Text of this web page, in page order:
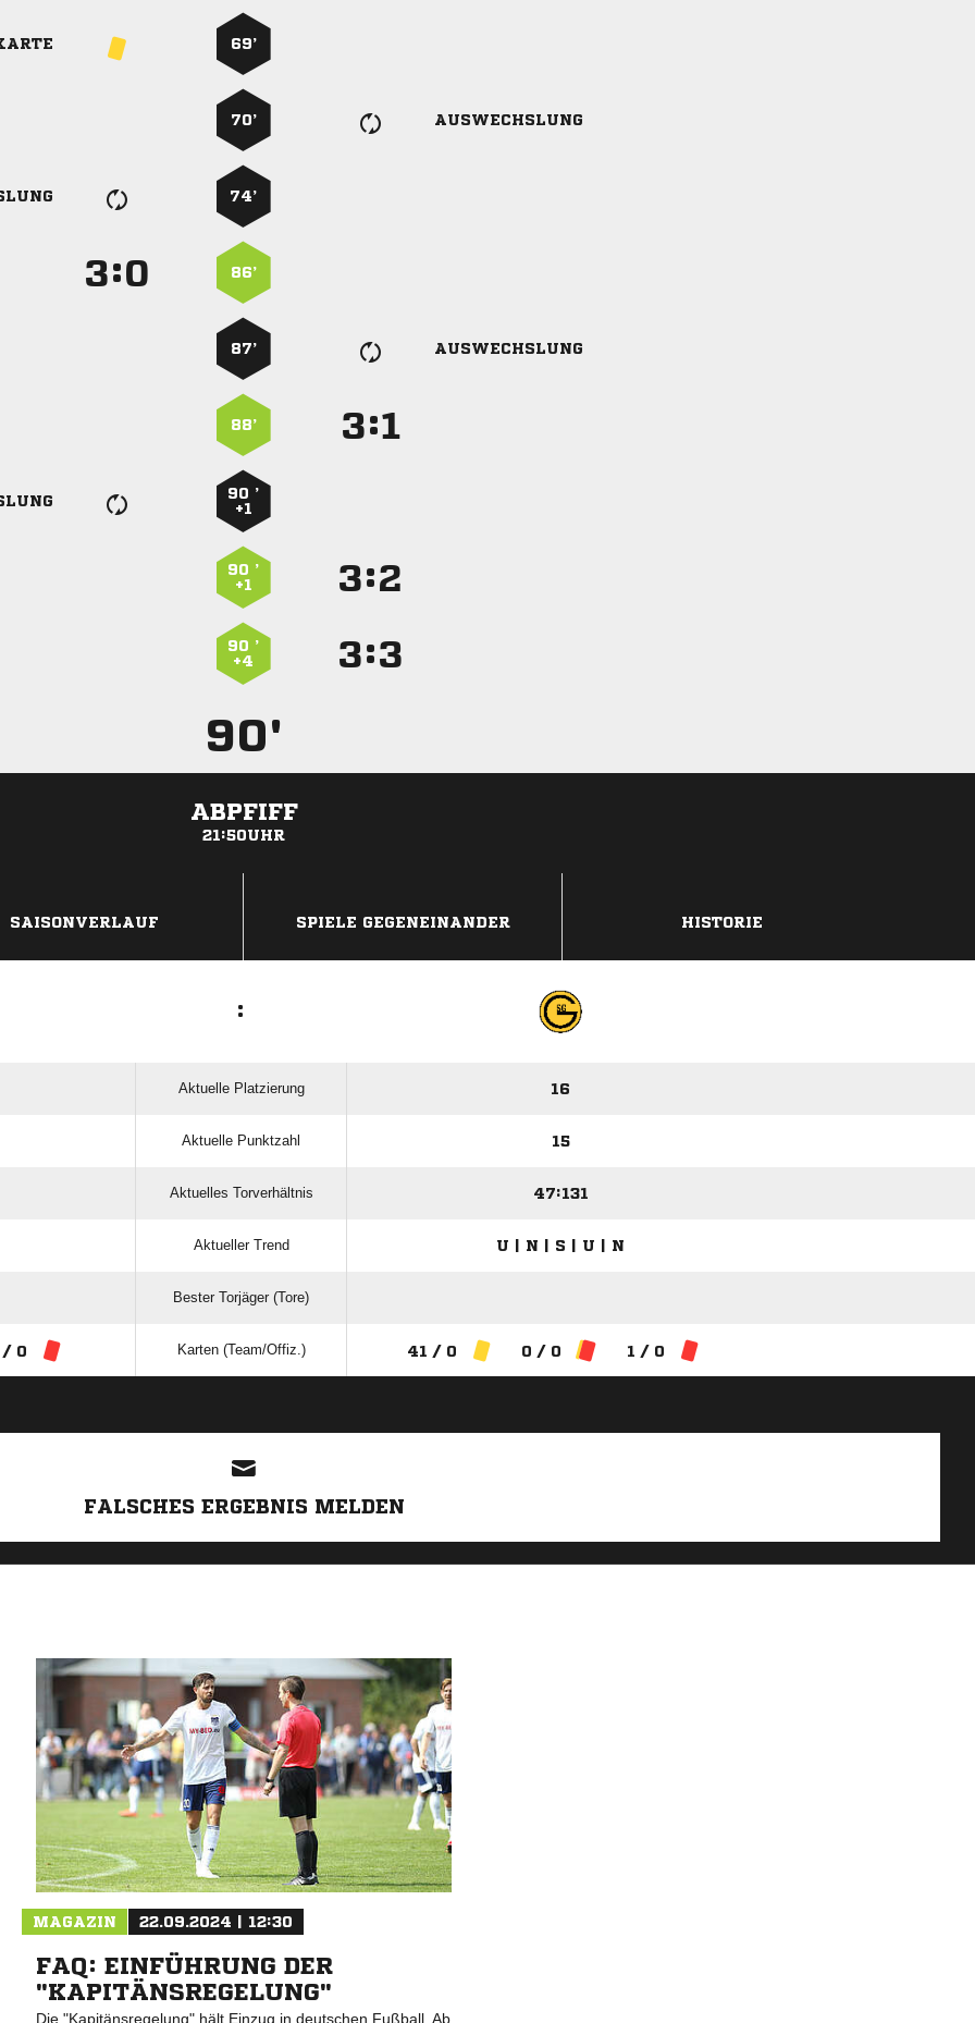
69’
70’ AUSWECHSLUNG
74’
: 86’
87’ AUSWECHSLUNG
88’ :
90 ’
+1
90 ’
+1
:
90 ’
+4
:
90'
ABPFIFF
21:50UHR
SAISONVERLAUF SPIELE GEGENEINANDER HISTORIE
:
Aktuelle Platzierung 16
Aktuelle Punktzahl 15
Aktuelles Torverhältnis 47:131
Aktueller Trend U | N | S | U | N
Bester Torjäger (Tore)
/ 0 Karten (Team/Offiz.) 41 / 0 0 / 0 1 / 0
FALSCHES ERGEBNIS MELDEN
MAGAZIN 22.09.2024 | 12:30
FAQ: EINFÜHRUNG DER
"KAPITÄNSREGELUNG"
Die "Kapitänsregelung" hält Einzug in deutschen Fußball. Ab